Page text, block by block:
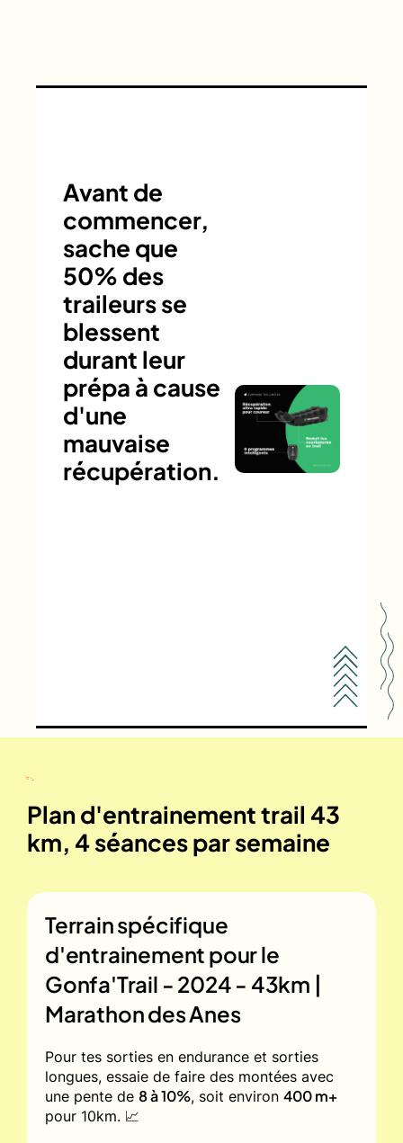
Avant de
commencer,
sache que
50% des
traileurs se
blessent
durant leur
prépa à cause
d'une
mauvaise
récupération.
Plan d'entrainement trail 43
km, 4 séances par semaine
Terrain spécifique
d'entrainement pour le
Gonfa'Trail - 2024 - 43km |
Marathon des Anes
Pour tes sorties en endurance et sorties
longues, essaie de faire des montées avec
une pente de 8 à 10%, soit environ 400 m+
pour 10km. 📈